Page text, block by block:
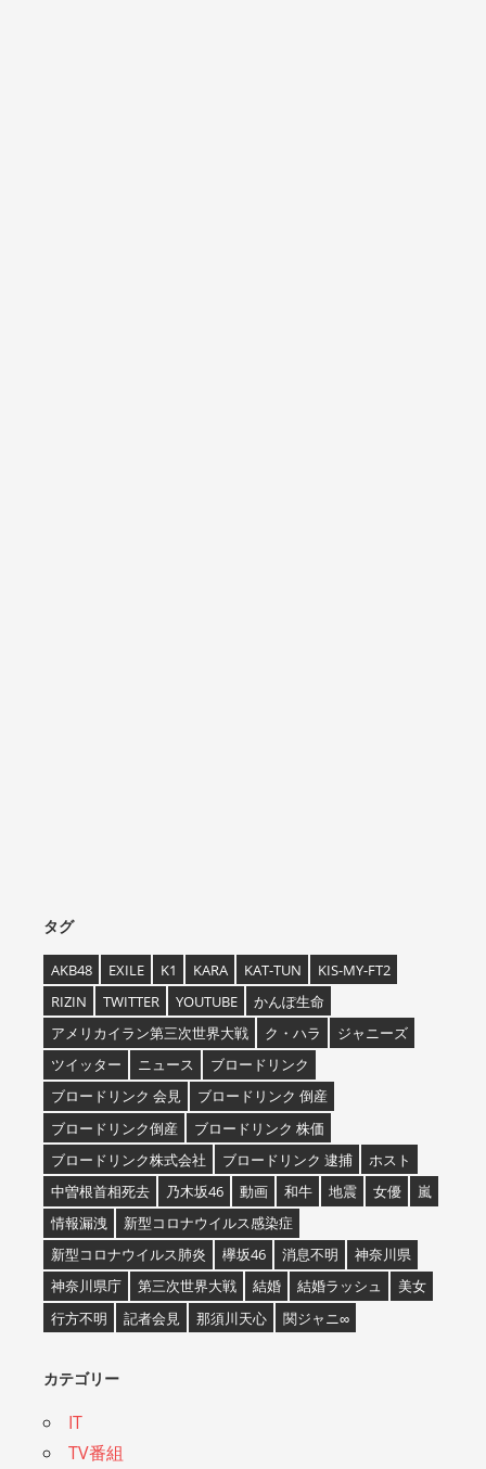
タグ
AKB48 EXILE K1 KARA KAT-TUN
KIS-MY-FT2
RIZIN
TWITTER YOUTUBE
かんぽ生命
アメリカイラン第三次世界大戦
ク・ハラ
ジャニーズ
ツイッター
ニュース
ブロードリンク
ブロードリンク 会見
ブロードリンク 倒産
ブロードリンク倒産
ブロードリンク 株価
ブロードリンク株式会社
ブロードリンク 逮捕
ホスト
中曽根首相死去
乃木坂46 動画 和牛 地震 女優
嵐
情報漏洩
新型コロナウイルス感染症
新型コロナウイルス肺炎
欅坂46 消息不明
神奈川県
神奈川県庁
第三次世界大戦 結婚 結婚ラッシュ
美女
行方不明
記者会見 那須川天心 関ジャニ∞
カテゴリー
IT
TV番組